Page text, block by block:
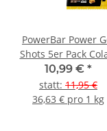
PowerBar Power
Shots 5er Pack
Koffein
10,99 € *
statt: 11,95 €
36,63 € pro 1 kg